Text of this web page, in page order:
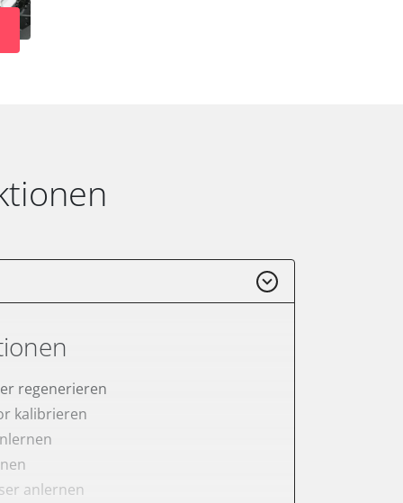
regenerieren
kalibrieren
anlernen